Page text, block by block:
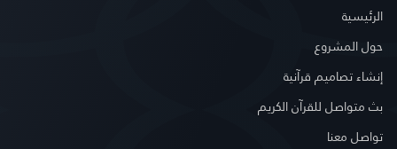
الرئيسية
حول المشروع
إنشاء تصاميم قرآنية
بث متواصل للقرآن الكريم
تواصل معنا